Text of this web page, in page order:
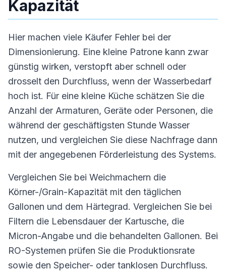
Kapazität
Hier machen viele Käufer Fehler bei der
Dimensionierung. Eine kleine Patrone kann zwar
günstig wirken, verstopft aber schnell oder
drosselt den Durchfluss, wenn der Wasserbedarf
hoch ist. Für eine kleine Küche schätzen Sie die
Anzahl der Armaturen, Geräte oder Personen, die
während der geschäftigsten Stunde Wasser
nutzen, und vergleichen Sie diese Nachfrage dann
mit der angegebenen Förderleistung des Systems.
Vergleichen Sie bei Weichmachern die
Körner-/Grain-Kapazität mit den täglichen
Gallonen und dem Härtegrad. Vergleichen Sie bei
Filtern die Lebensdauer der Kartusche, die
Micron-Angabe und die behandelten Gallonen. Bei
RO-Systemen prüfen Sie die Produktionsrate
sowie den Speicher- oder tanklosen Durchfluss.